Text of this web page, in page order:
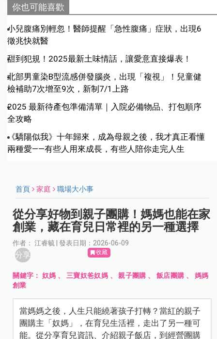
你也可能喜歡
小兒腹痛別輕忽！醫師提醒「急性腹痛」症狀，出現6
徵兆快就醫
甜到犯規！2025最新土味情話，讓愛意直接爆表！
北部男童染B型流感併發腦炎，出現「複視」！兒童健
檢補助7次增至9次，新制7/1上路
2025 最新待產包準備清單｜入院必備物品、打包順序
全攻略
《驕陽似我》十年歸來，成為母親之後，我才真正看懂
兩種愛——有些人用來成長，有些人陪你走完人生
首頁 家庭 職場大小事
從分享好物到親子團購！媽媽也能在家
創業，藏在育兒日常裡的另一種選擇
作者： 江睿毓 | 發表日期：2026-06-09
分享 收藏
關鍵字：奴媽 、 三寶奴爸奴媽 、親子團購 、 飯店團購 、 媽媽
創業
當媽媽之後，人生只能繞著孩子打轉？當紅的親子
團購主「奴媽」，在育兒生活裡，走出了另一種可
能。從分享育兒資訊、介紹親子飯店，到經營團購